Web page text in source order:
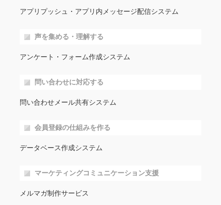
アプリプッシュ・アプリ内メッセージ配信システム
声を集める・理解する
アンケート・フォーム作成システム
問い合わせに対応する
問い合わせメール共有システム
会員登録の仕組みを作る
データベース作成システム
マーケティングコミュニケーション支援
メルマガ制作サービス